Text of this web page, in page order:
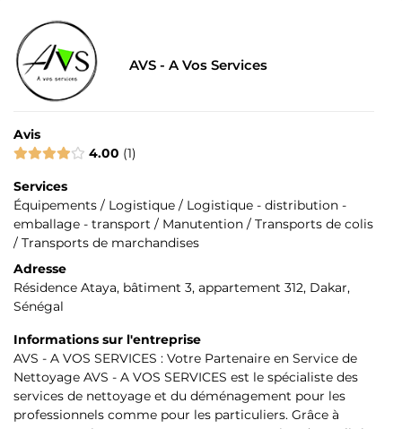
AVS - A Vos Services
Avis
4.00 1
Services
Équipements / Logistique / Logistique - distribution -
emballage - transport / Manutention / Transports de colis
/ Transports de marchandises
Adresse
Résidence Ataya, bâtiment 3, appartement 312, Dakar,
Sénégal
Informations sur l'entreprise
AVS - A VOS SERVICES : Votre Partenaire en Service de
Nettoyage AVS - A VOS SERVICES est le spécialiste des
services de nettoyage et du déménagement pour les
professionnels comme pour les particuliers. Grâce à